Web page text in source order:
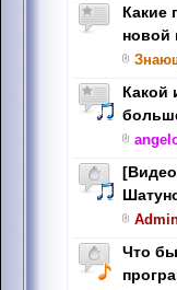
Какие
новой
Какой
Что